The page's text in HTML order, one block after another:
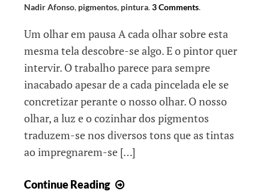
Nadir Afonso, pigmentos, pintura.3 Comments.
Um olhar em pausa A cada olhar sobre esta
mesma tela descobre-se algo. E o pintor quer
intervir. O trabalho parece para sempre
inacabado apesar de a cada pincelada ele se
concretizar perante o nosso olhar. O nosso
olhar, a luz e o cozinhar dos pigmentos
traduzem-se nos diversos tons que as tintas
ao impregnarem-se […]
Continue Reading